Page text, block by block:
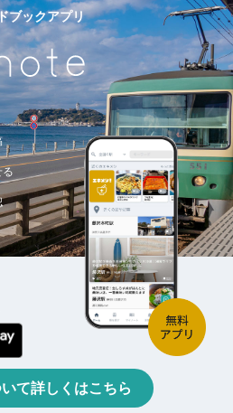
ブックアプリ
て詳しくはこちら